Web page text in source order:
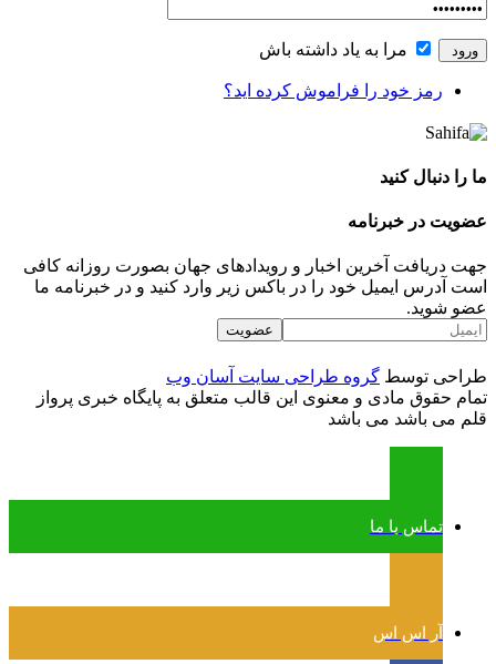
مرا به یاد داشته باش
رمز خود را فراموش کرده اید؟
ما را دنبال کنید
عضویت در خبرنامه
جهت دریافت آخرین اخبار و رویدادهای جهان بصورت روزانه کافی
است آدرس ایمیل خود را در باکس زیر وارد کنید و در خبرنامه ما
عضو شوید.
طراحی توسط گروه طراحی سایت آسان وب
تمام حقوق مادی و معنوی این قالب متعلق به پایگاه خبری پرواز
قلم می باشد می باشد
تماس با ما
آر اس اس